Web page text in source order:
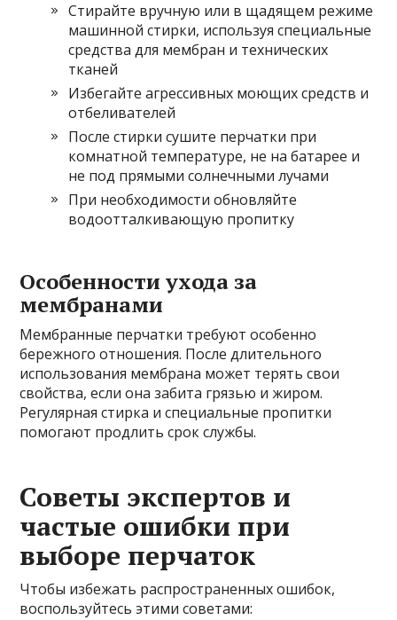
Стирайте вручную или в щадящем режиме
машинной стирки, используя специальные
средства для мембран и технических
тканей
Избегайте агрессивных моющих средств и
отбеливателей
После стирки сушите перчатки при
комнатной температуре, не на батарее и
не под прямыми солнечными лучами
При необходимости обновляйте
водоотталкивающую пропитку
Особенности ухода за
мембранами
Мембранные перчатки требуют особенно
бережного отношения. После длительного
использования мембрана может терять свои
свойства, если она забита грязью и жиром.
Регулярная стирка и специальные пропитки
помогают продлить срок службы.
Советы экспертов и
частые ошибки при
выборе перчаток
Чтобы избежать распространенных ошибок,
воспользуйтесь этими советами: